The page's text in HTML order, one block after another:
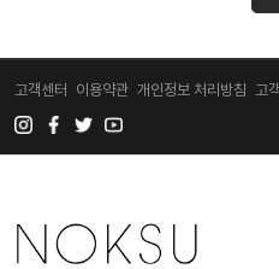
고객센터 이용약관 개인정보 처리방침 고